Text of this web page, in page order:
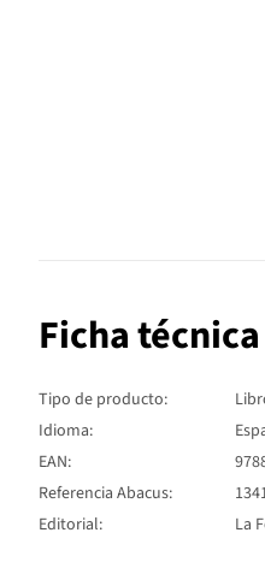
Ficha
Tipo de producto:
Idioma:
EAN:
Referencia Abacus:
Editorial:
La